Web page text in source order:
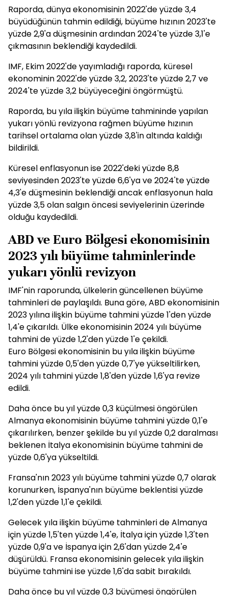
Raporda, dünya ekonomisinin 2022'de yüzde 3,4
büyüdüğünün tahmin edildiği, büyüme hızının 2023'te
yüzde 2,9'a düşmesinin ardından 2024'te yüzde 3,1'e
çıkmasının beklendiği kaydedildi.
IMF, Ekim 2022'de yayımladığı raporda, küresel
ekonominin 2022'de yüzde 3,2, 2023'te yüzde 2,7 ve
2024'te yüzde 3,2 büyüyeceğini öngörmüştü.
Raporda, bu yıla ilişkin büyüme tahmininde yapılan
yukarı yönlü revizyona rağmen büyüme hızının
tarihsel ortalama olan yüzde 3,8'in altında kaldığı
bildirildi.
Küresel enflasyonun ise 2022'deki yüzde 8,8
seviyesinden 2023'te yüzde 6,6'ya ve 2024'te yüzde
4,3'e düşmesinin beklendiği ancak enflasyonun hala
yüzde 3,5 olan salgın öncesi seviyelerinin üzerinde
olduğu kaydedildi.
ABD ve Euro Bölgesi ekonomisinin
2023 yılı büyüme tahminlerinde
yukarı yönlü revizyon
IMF'nin raporunda, ülkelerin güncellenen büyüme
tahminleri de paylaşıldı. Buna göre, ABD ekonomisinin
2023 yılına ilişkin büyüme tahmini yüzde 1'den yüzde
1,4'e çıkarıldı. Ülke ekonomisinin 2024 yılı büyüme
tahmini de yüzde 1,2'den yüzde 1'e çekildi.
Euro Bölgesi ekonomisinin bu yıla ilişkin büyüme
tahmini yüzde 0,5'den yüzde 0,7'ye yükseltilirken,
2024 yılı tahmini yüzde 1,8'den yüzde 1,6'ya revize
edildi.
Daha önce bu yıl yüzde 0,3 küçülmesi öngörülen
Almanya ekonomisinin büyüme tahmini yüzde 0,1'e
çıkarılırken, benzer şekilde bu yıl yüzde 0,2 daralması
beklenen İtalya ekonomisinin büyüme tahmini de
yüzde 0,6'ya yükseltildi.
Fransa'nın 2023 yılı büyüme tahmini yüzde 0,7 olarak
korunurken, İspanya'nın büyüme beklentisi yüzde
1,2'den yüzde 1,1'e çekildi.
Gelecek yıla ilişkin büyüme tahminleri de Almanya
için yüzde 1,5'ten yüzde 1,4'e, İtalya için yüzde 1,3'ten
yüzde 0,9'a ve İspanya için 2,6'dan yüzde 2,4'e
düşürüldü. Fransa ekonomisinin gelecek yıla ilişkin
büyüme tahmini ise yüzde 1,6'da sabit bırakıldı.
Daha önce bu yıl yüzde 0,3 büyümesi öngörülen